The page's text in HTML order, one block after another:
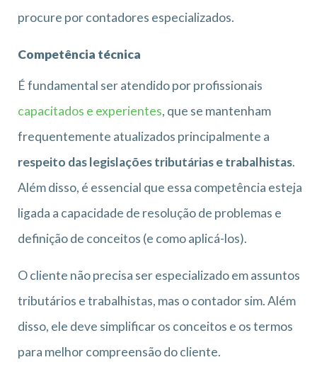
procure por contadores especializados.
Competência técnica
É fundamental ser atendido por profissionais
capacitados e experientes, que se mantenham
frequentemente atualizados principalmente a
respeito das legislações tributárias e trabalhistas.
Além disso, é essencial que essa competência esteja
ligada a capacidade de resolução de problemas e
definição de conceitos (e como aplicá-los).
O cliente não precisa ser especializado em assuntos
tributários e trabalhistas, mas o contador sim. Além
disso, ele deve simplificar os conceitos e os termos
para melhor compreensão do cliente.